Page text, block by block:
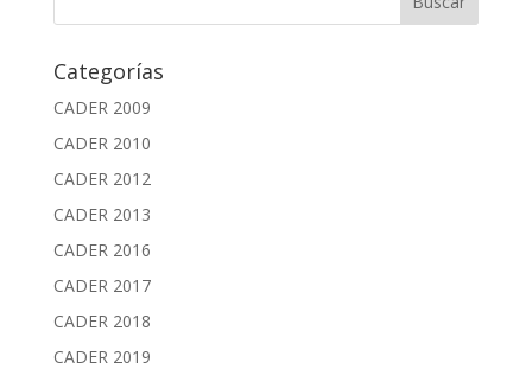
Categorías
CADER 2009
CADER 2010
CADER 2012
CADER 2013
CADER 2016
CADER 2017
CADER 2018
CADER 2019